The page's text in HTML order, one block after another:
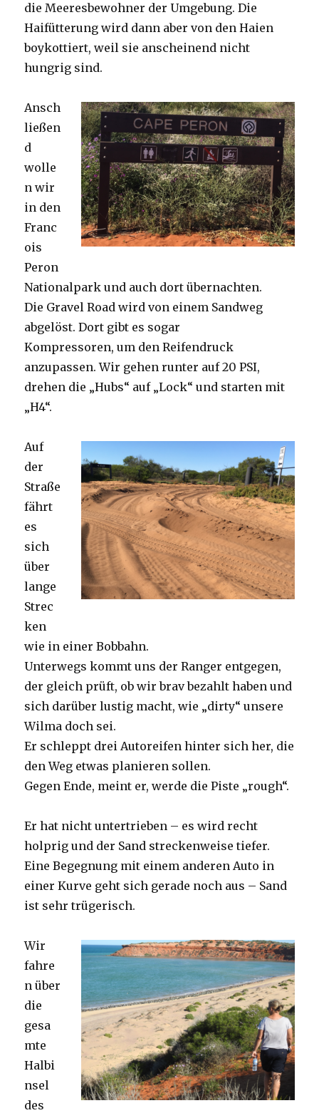
die Meeresbewohner der Umgebung. Die
Haifütterung wird dann aber von den Haien
boykottiert, weil sie anscheinend nicht
hungrig sind.
Ansch
ließen
d
wolle
n wir
in den
Franc
ois
Peron
Nationalpark und auch dort übernachten.
Die Gravel Road wird von einem Sandweg
abgelöst. Dort gibt es sogar
Kompressoren, um den Reifendruck
anzupassen. Wir gehen runter auf 20 PSI,
drehen die „Hubs“ auf „Lock“ und starten mit
„H4“.
Auf
der
Straße
fährt
es
sich
über
lange
Strec
ken
wie in einer Bobbahn.
Unterwegs kommt uns der Ranger entgegen,
der gleich prüft, ob wir brav bezahlt haben und
sich darüber lustig macht, wie „dirty“ unsere
Wilma doch sei.
Er schleppt drei Autoreifen hinter sich her, die
den Weg etwas planieren sollen.
Gegen Ende, meint er, werde die Piste „rough“.
Er hat nicht untertrieben – es wird recht
holprig und der Sand streckenweise tiefer.
Eine Begegnung mit einem anderen Auto in
einer Kurve geht sich gerade noch aus – Sand
ist sehr trügerisch.
Wir
fahre
n über
die
gesa
mte
Halbi
nsel
des